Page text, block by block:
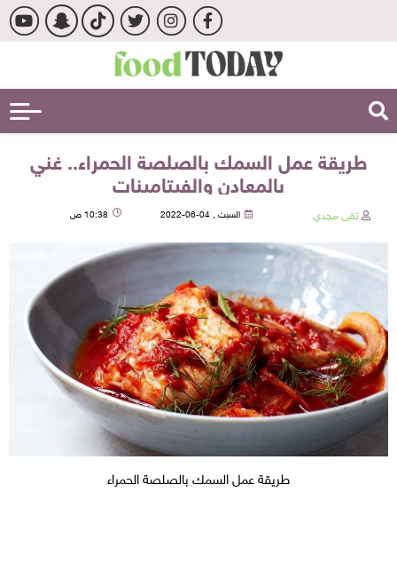
طريقة عمل السمك بالصلصة الحمراء.. غني
بالمعادن والفيتامينات
تقى مجدي السبت , 04-06-2022 10:38 ص
طريقة عمل السمك بالصلصة الحمراء